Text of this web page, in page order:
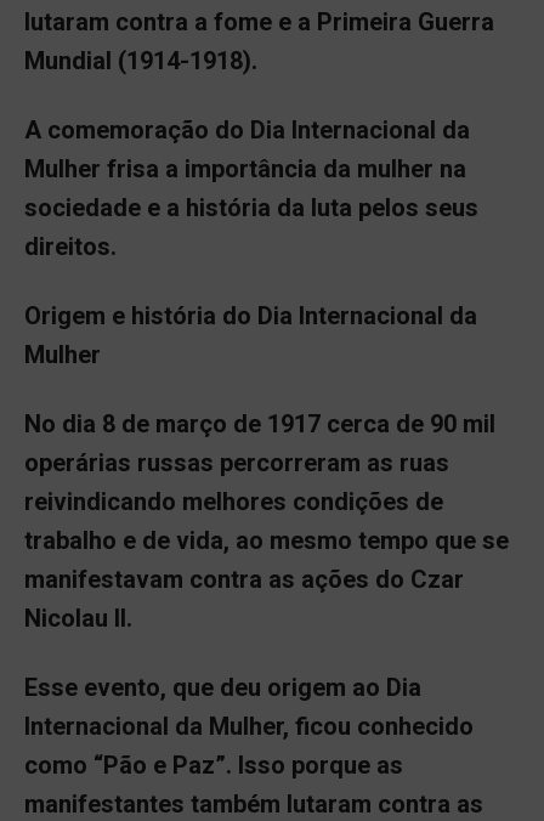
lutaram contra a fome e a Primeira Guerra
Mundial (1914-1918).
A comemoração do Dia Internacional da
Mulher frisa a importância da mulher na
sociedade e a história da luta pelos seus
direitos.
Origem e história do Dia Internacional da
Mulher
No dia 8 de março de 1917 cerca de 90 mil
operárias russas percorreram as ruas
reivindicando melhores condições de
trabalho e de vida, ao mesmo tempo que se
manifestavam contra as ações do Czar
Nicolau II.
Esse evento, que deu origem ao Dia
Internacional da Mulher, ficou conhecido
como “Pão e Paz”. Isso porque as
manifestantes também lutaram contra as